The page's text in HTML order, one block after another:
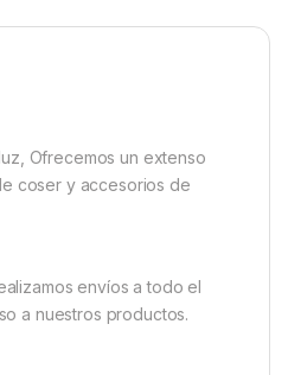
Ofrecemos un extenso
coser y accesorios de
envíos a todo el
a nuestros productos.